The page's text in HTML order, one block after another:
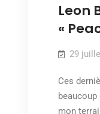
Leon
«
29
Ces
mon